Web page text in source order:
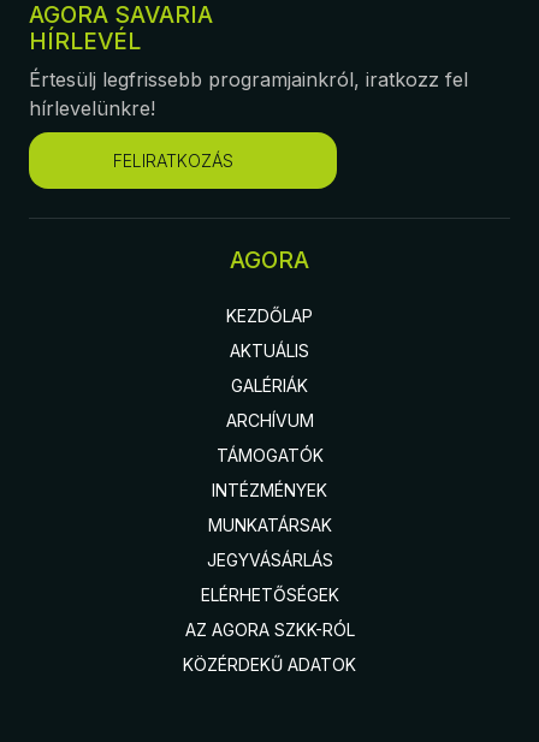
AGORA SAVARIA
HÍRLEVÉL
Értesülj legfrissebb programjainkról, iratkozz fel
hírlevelünkre!
FELIRATKOZÁS
AGORA
KEZDŐLAP
AKTUÁLIS
GALÉRIÁK
ARCHÍVUM
TÁMOGATÓK
INTÉZMÉNYEK
MUNKATÁRSAK
JEGYVÁSÁRLÁS
ELÉRHETŐSÉGEK
AZ AGORA SZKK-RÓL
KÖZÉRDEKŰ ADATOK